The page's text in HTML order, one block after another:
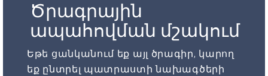
Ծրագրային
ապահովման մշակում
Եթե ցանկանում եք այլ ծրագիր, կարող
եք ընտրել պատրաստի նախագծերի